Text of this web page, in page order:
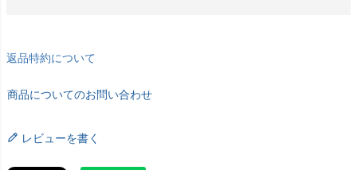
返品特約について
商品についてのお問い合わせ
レビューを書く